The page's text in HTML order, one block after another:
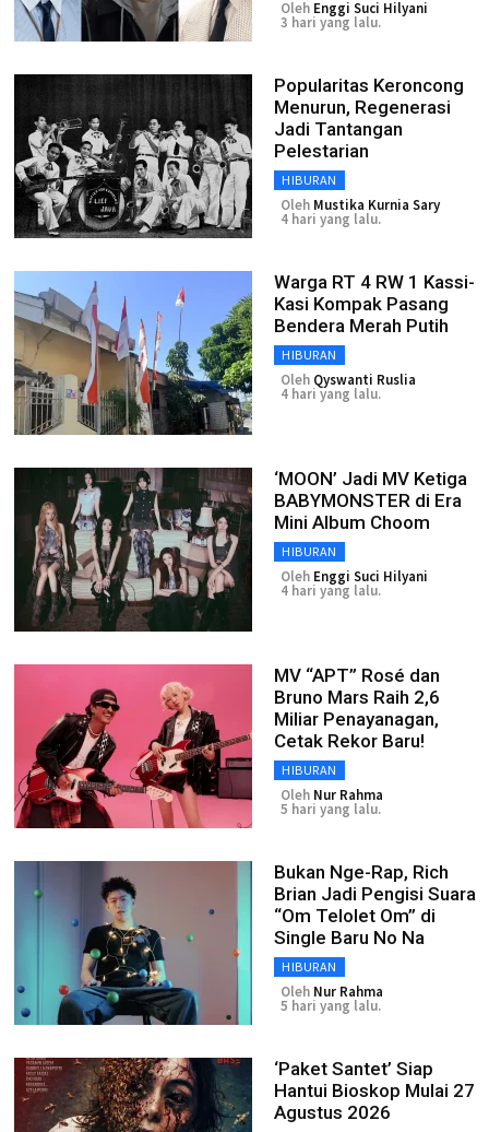
Oleh Enggi Suci Hilyani
3 hari yang lalu.
Popularitas Keroncong
Menurun, Regenerasi
Jadi Tantangan
Pelestarian
HIBURAN
Oleh Mustika Kurnia Sary
4 hari yang lalu.
Warga RT 4 RW 1 Kassi-
Kasi Kompak Pasang
Bendera Merah Putih
HIBURAN
Oleh Qyswanti Ruslia
4 hari yang lalu.
‘MOON’ Jadi MV Ketiga
BABYMONSTER di Era
Mini Album Choom
HIBURAN
Oleh Enggi Suci Hilyani
4 hari yang lalu.
MV “APT” Rosé dan
Bruno Mars Raih 2,6
Miliar Penayanagan,
Cetak Rekor Baru!
HIBURAN
Oleh Nur Rahma
5 hari yang lalu.
Bukan Nge-Rap, Rich
Brian Jadi Pengisi Suara
“Om Telolet Om” di
Single Baru No Na
HIBURAN
Oleh Nur Rahma
5 hari yang lalu.
‘Paket Santet’ Siap
Hantui Bioskop Mulai 27
Agustus 2026